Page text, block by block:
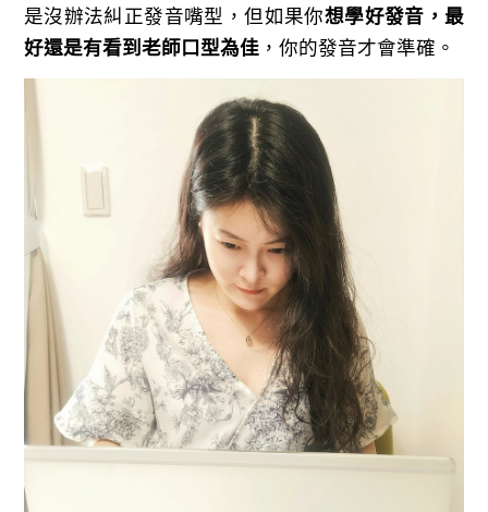
是沒辦法糾正發音嘴型，但如果你想學好發音，最
好還是有看到老師口型為佳，你的發音才會準確。